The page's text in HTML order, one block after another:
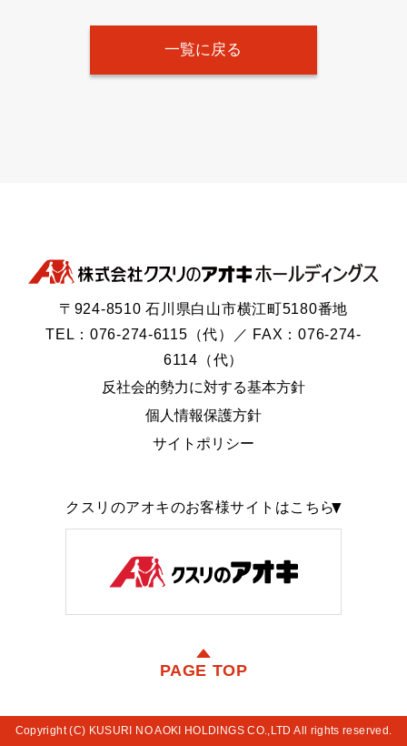
一覧に戻る
〒924-8510 石川県白山市横江町5180番地
TEL：076-274-6115（代）／ FAX：076-274-
6114（代）
反社会的勢力に対する基本方針
個人情報保護方針
サイトポリシー
クスリのアオキのお客様サイトはこちら
PAGE TOP
Copyright (C) KUSURI NO AOKI HOLDINGS CO.,LTD All rights reserved.